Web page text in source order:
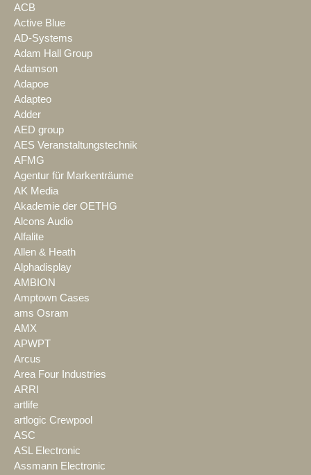
ACB
Active Blue
AD-Systems
Adam Hall Group
Adamson
Adapoe
Adapteo
Adder
AED group
AES Veranstaltungstechnik
AFMG
Agentur für Markenträume
AK Media
Akademie der OETHG
Alcons Audio
Alfalite
Allen & Heath
Alphadisplay
AMBION
Amptown Cases
ams Osram
AMX
APWPT
Arcus
Area Four Industries
ARRI
artlife
artlogic Crewpool
ASC
ASL Electronic
Assmann Electronic